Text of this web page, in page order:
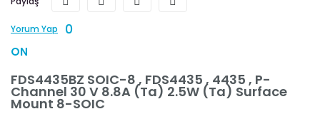
Yorum Yap 0
ON
FDS4435BZ SOIC-8 , FDS4435 , 4435 , P-
Channel 30 V 8.8A (Ta) 2.5W (Ta) Surface
Mount 8-SOIC